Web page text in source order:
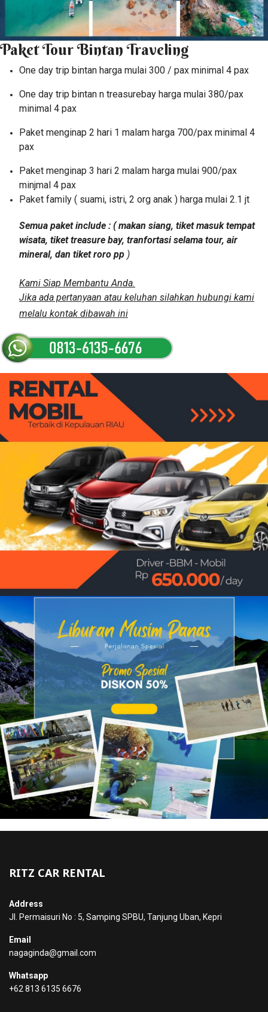
Paket Tour Bintan Traveling
One day trip bintan harga mulai 300 / pax minimal 4 pax
One day trip bintan n treasurebay harga mulai 380/pax
minimal 4 pax
Paket menginap 2 hari 1 malam harga 700/pax minimal 4
pax
Paket menginap 3 hari 2 malam harga mulai 900/pax
minjmal 4 pax
Paket family ( suami, istri, 2 org anak ) harga mulai 2.1 jt
Semua paket include : ( makan siang, tiket masuk tempat
wisata, tiket treasure bay, tranfortasi selama tour, air
mineral, dan tiket roro pp )
Kami Siap Membantu Anda.
Jika ada pertanyaan atau keluhan silahkan hubungi kami
melalu kontak dibawah ini
RITZ CAR RENTAL
Address
Jl. Permaisuri No : 5, Samping SPBU, Tanjung Uban, Kepri
Email
nagaginda@gmail.com
Whatsapp
+62 813 6135 6676